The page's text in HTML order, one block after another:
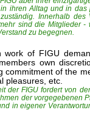
ihren Alltag und in
Innerhalb
sind die Mitglieder
zu begegnen.
work of FIGU
own
commitment of the
pleasures, etc.
der FIGU fordert von
der vorgegebenen
in eigener